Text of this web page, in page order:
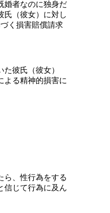
婚者なのに独身だ
氏（彼女）に対し
く損害賠償請求
彼氏（彼女）
よる精神的損害に
ら、性行為をする
信じて行為に及ん